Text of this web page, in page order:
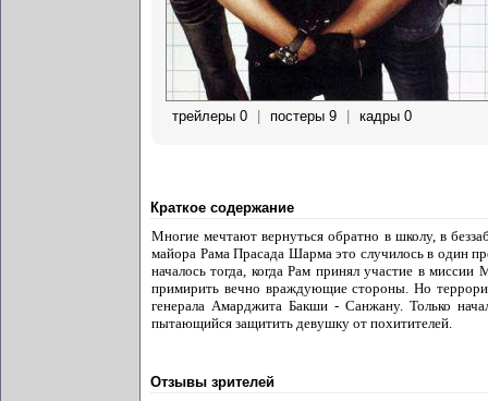
трейлеры 0 постеры 9 кадры 0
Краткое содержание
Многие мечтают вернуться обратно в школу, в
майора Рама Прасада Шарма это случилось в один
началось тогда, когда Рам принял участие в
примирить вечно враждующие стороны. Но
генерала Амарджита Бакши - Санжану. Только
пытающийся защитить девушку от похитителей.
Отзывы зрителей